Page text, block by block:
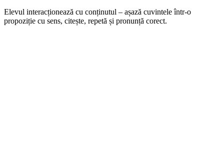
Elevul interacționează cu conținutul – așază cuvintele într-o
propoziție cu sens, citește, repetă și pronunță corect.